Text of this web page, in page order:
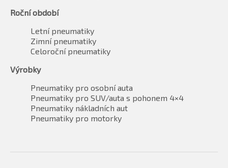
Roční období
Letní pneumatiky
Zimní pneumatiky
Celoroční pneumatiky
Výrobky
Pneumatiky pro osobní auta
Pneumatiky pro SUV/auta s pohonem 4×4
Pneumatiky nákladních aut
Pneumatiky pro motorky